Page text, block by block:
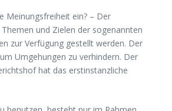
Meinungsfreiheit ein? – Der
und Zielen der sogenannten
zur Verfügung gestellt werden. Der
Umgehungen zu verhindern. Der
hat das erstinstanzliche